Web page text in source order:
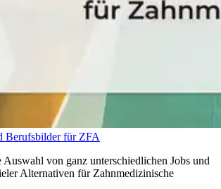
Berufsbilder für ZFA
von ganz unterschiedlichen Jobs und
Alternativen für Zahnmedizinische